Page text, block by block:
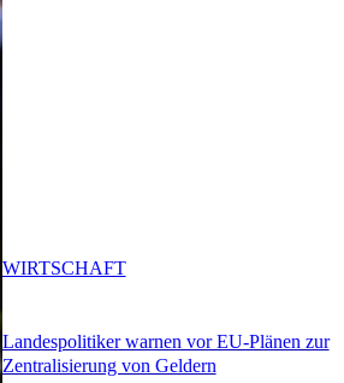
Landespolitiker warnen vor EU-Plänen zur
Zentralisierung von Geldern
WIRTSCHAFT